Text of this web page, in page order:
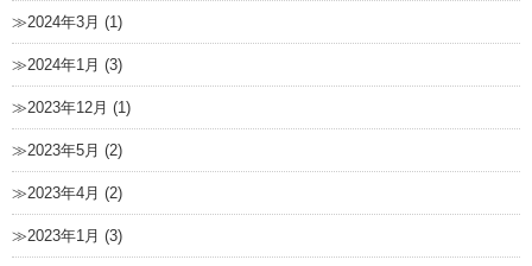
2024年3月 (1)
2024年1月 (3)
2023年12月 (1)
2023年5月 (2)
2023年4月 (2)
2023年1月 (3)